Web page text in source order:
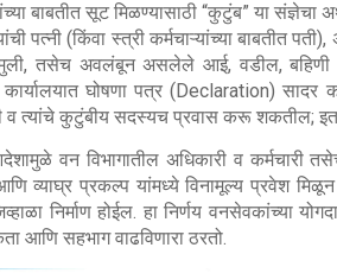
बाबतीत सूट मिळण्यासाठी “कुटुंब” या
पत्नी (किंवा स्त्री कर्मचाऱ्यांच्या बाबतीत
तसेच अवलंबून असलेले आई, वडील, बहिणी
घोषणा पत्र (Declaration)
व त्यांचे कुटुंबीय सदस्यच प्रवास करू शकतील; इतर
वन विभागातील अधिकारी व कर्मचारी
व्याघ्र प्रकल्प यांमध्ये विनामूल्य प्रवेश
निर्माण होईल. हा निर्णय वनसेवकांच्या
आणि सहभाग वाढविणारा ठरतो.